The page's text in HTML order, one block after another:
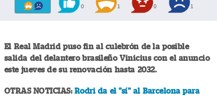
0 1 0 1
El Real Madrid puso fin al culebrón de la posible
salida del delantero brasileño Vinicius con el anuncio
este jueves de su renovación hasta 2032.
OTRAS NOTICIAS: Rodri da el "sí" al Barcelona para